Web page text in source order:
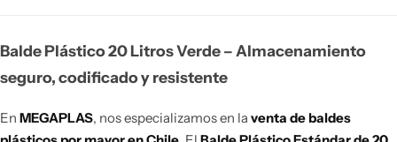
Balde Plástico 20 Litros Verde – Almacenamiento
seguro, codificado y resistente
En MEGAPLAS, nos especializamos en la venta de baldes